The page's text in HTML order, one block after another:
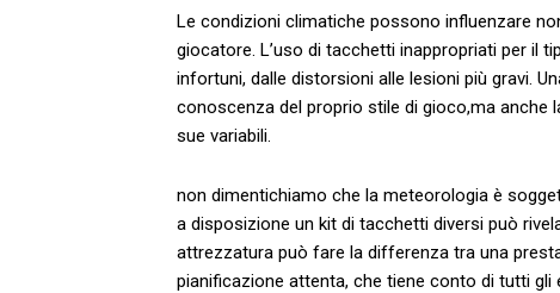
Le condizioni climatiche ⁤possono ​influenzare
giocatore. L’uso di ⁢tacchetti inappropriati ⁤per il
infortuni, dalle distorsioni⁣ alle lesioni più gravi.
conoscenza del proprio stile di gioco,ma anche
sue variabili.
non‍ dimentichiamo che la ​meteorologia è
a disposizione un kit di tacchetti diversi‌ può
⁤attrezzatura ⁤può fare la ‍differenza tra⁤ una‌
pianificazione attenta,⁤ che tiene conto‍ di‍ tutti